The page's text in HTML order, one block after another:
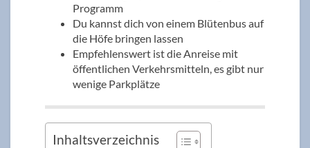
Programm
Du kannst dich von einem Blütenbus auf
die Höfe bringen lassen
Empfehlenswert ist die Anreise mit
öffentlichen Verkehrsmitteln, es gibt nur
wenige Parkplätze
Inhaltsverzeichnis